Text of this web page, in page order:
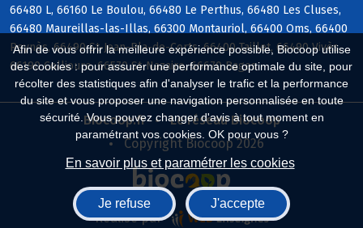
Afin de vous offrir la meilleure expérience possible, Biocoop utilise
des cookies : pour assurer une performance optimale du site, pour
récolter des statistiques afin d'analyser le trafic et la performance
du site et vous proposer une navigation personnalisée en toute
sécurité. Vous pouvez changer d'avis à tout moment en
paramétrant vos cookies. OK pour vous ?
En savoir plus et paramétrer les cookies
Je refuse J'accepte
66480 L, 66160 Le Boulou, 66480 Le Perthus, 66480 Les Cluses,
66480 Maureillas-las-Illas, 66300 Montauriol, 66400 Oms, 66400
Reynès, 66490 St-Jean-Pla-de-Corts, 66400 Taillet, 66490 Vivès,
66190 Collioure, 66570 St-Nazaire, 66670 Bages
Biocoop.fr
Le réseau Biocoop
Copyright Biocoop 2026
Réalisé par